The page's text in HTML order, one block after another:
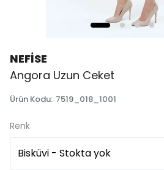
NEFİSE
Angora Uzun Ceket
Ürün Kodu: 7519_018_1001
Renk